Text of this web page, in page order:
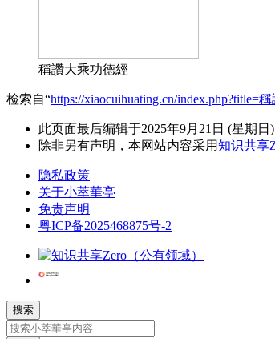
稱讚大乘功德經
检索自“https://xiaocuihuating.cn/index.php?title=
此页面最后编辑于2025年9月21日 (星期日)
除非另有声明，本网站内容采用知识共享
隐私政策
关于小萃華亭
免责声明
粤ICP备2025468875号-2
搜索